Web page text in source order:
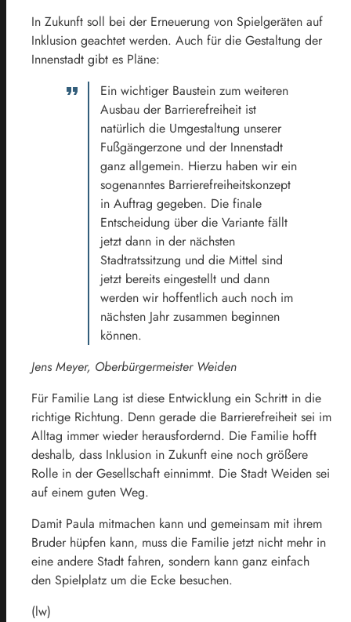
In Zukunft soll bei der Erneuerung von Spielgeräten auf
Inklusion geachtet werden. Auch für die Gestaltung der
Innenstadt gibt es Pläne:
Ein wichtiger Baustein zum weiteren
Ausbau der Barrierefreiheit ist
natürlich die Umgestaltung unserer
Fußgängerzone und der Innenstadt
ganz allgemein. Hierzu haben wir ein
sogenanntes Barrierefreiheitskonzept
in Auftrag gegeben. Die finale
Entscheidung über die Variante fällt
jetzt dann in der nächsten
Stadtratssitzung und die Mittel sind
jetzt bereits eingestellt und dann
werden wir hoffentlich auch noch im
nächsten Jahr zusammen beginnen
können.
Jens Meyer, Oberbürgermeister Weiden
Für Familie Lang ist diese Entwicklung ein Schritt in die
richtige Richtung. Denn gerade die Barrierefreiheit sei im
Alltag immer wieder herausfordernd. Die Familie hofft
deshalb, dass Inklusion in Zukunft eine noch größere
Rolle in der Gesellschaft einnimmt. Die Stadt Weiden sei
auf einem guten Weg.
Damit Paula mitmachen kann und gemeinsam mit ihrem
Bruder hüpfen kann, muss die Familie jetzt nicht mehr in
eine andere Stadt fahren, sondern kann ganz einfach
den Spielplatz um die Ecke besuchen.
(lw)